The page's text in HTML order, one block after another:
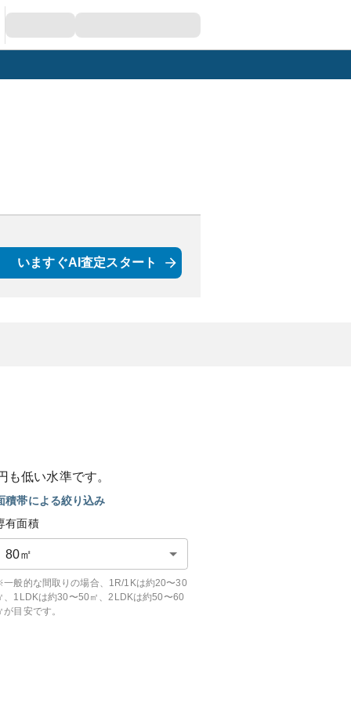
いますぐAI査定スタート
も低い水準です。
積帯による絞り込み
有面積
80㎡
般的な間取りの場合、1R/1Kは約20〜30
、1LDKは約30〜50㎡、2LDKは約50〜60
が目安です。